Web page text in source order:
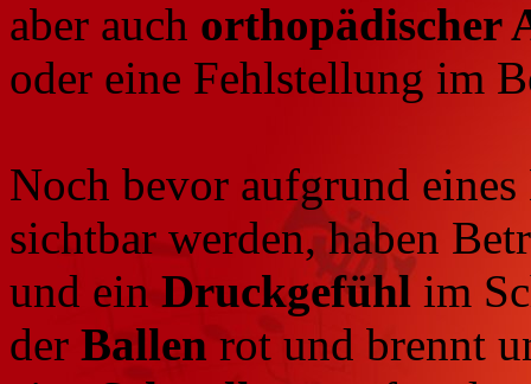
aber auch orthopädischer
oder eine Fehlstellung im
Noch bevor aufgrund
sichtbar werden, haben
und ein Druckgefühl im
der Ballen rot und brennt